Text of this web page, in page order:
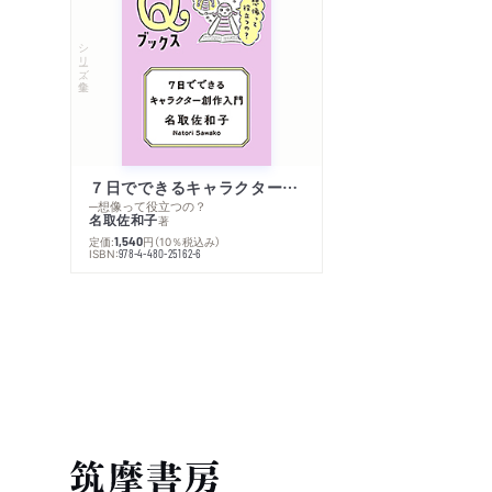
シリーズ・全集
７日でできるキャラクター創作入門
─想像って役立つの？
名取佐和子著
定価:1,540円 （10％税込み）
ISBN:978-4-480-25162-6